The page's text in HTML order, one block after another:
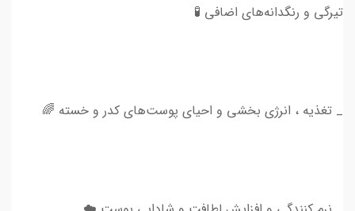
تیرگی و رنگدانه‌های اضافی 🧪
_ تغذیه ، انرژی بخشی و احیای پوست‌های کدر و خسته 🌈